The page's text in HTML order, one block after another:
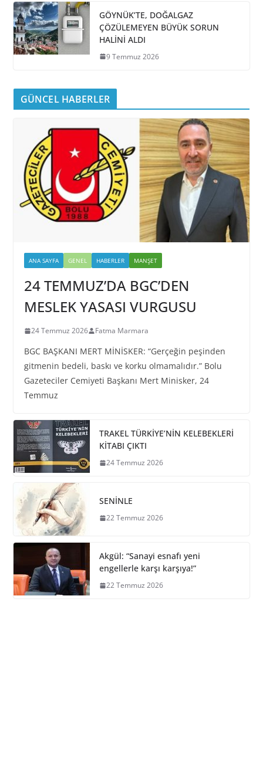
GÖYNÜK’TE, DOĞALGAZ
ÇÖZÜLEMEYEN BÜYÜK SORUN
HALİNİ ALDI
9 Temmuz 2026
GÜNCEL HABERLER
ANA SAYFA GENEL HABERLER MANŞET
24 TEMMUZ’DA BGC’DEN
MESLEK YASASI VURGUSU
24 Temmuz 2026 Fatma Marmara
BGC BAŞKANI MERT MİNİSKER: “Gerçeğin peşinden
gitmenin bedeli, baskı ve korku olmamalıdır.” Bolu
Gazeteciler Cemiyeti Başkanı Mert Minisker, 24
Temmuz
TRAKEL TÜRKİYE’NİN KELEBEKLERİ
KİTABI ÇIKTI
24 Temmuz 2026
SENİNLE
22 Temmuz 2026
Akgül: “Sanayi esnafı yeni
engellerle karşı karşıya!”
22 Temmuz 2026